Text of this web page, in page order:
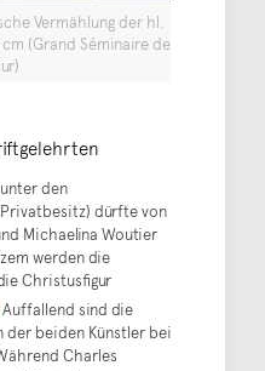
Vermählung der hl.
(Grand Séminaire de
den
dürfte von
Michaelina Woutier
werden die
Christusfigur
sind die
beiden Künstler bei
Charles